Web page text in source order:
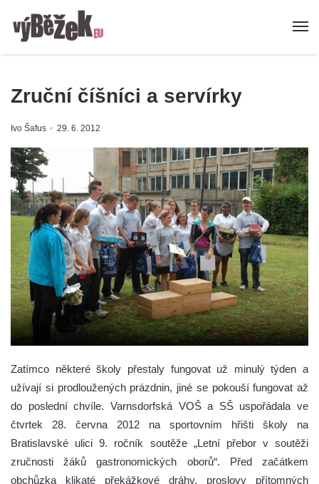
Zruční číšníci a servírky
Ivo Šafus 29. 6. 2012
Zatímco některé školy přestaly fungovat už minulý týden a
užívají si prodloužených prázdnin, jiné se pokouší fungovat až
do poslední chvíle. Varnsdorfská VOŠ a SŠ uspořádala ve
čtvrtek 28. června 2012 na sportovním hřišti školy na
Bratislavské ulici 9. ročník soutěže „Letní přebor v soutěži
zručnosti žáků gastronomických oborů“. Před začátkem
obchůzka klikaté překážkové dráhy, proslovy přítomných